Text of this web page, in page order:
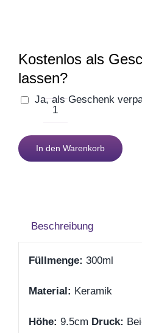
Kostenlos als
lassen?
Ja, als Geschenk
Beste
Tochter
In den Warenkorb
Beschreibung
Füllmenge: 300ml
Material: Keramik
Höhe: 9.5cm Druck: